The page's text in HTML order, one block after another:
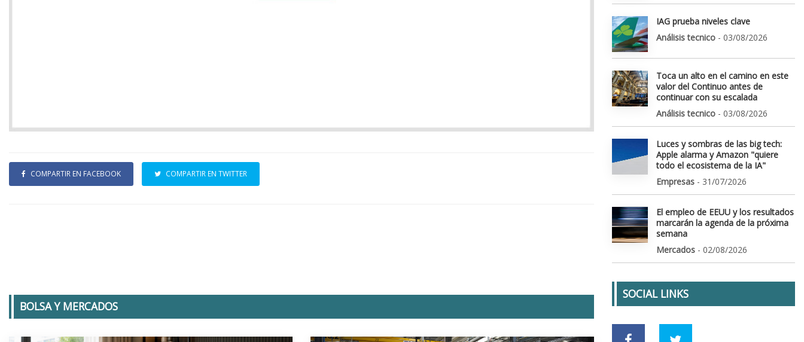
COMPARTIR EN FACEBOOK COMPARTIR EN TWITTER
BOLSA Y MERCADOS
IAG prueba niveles clave
Análisis tecnico - 03/08/2026
Toca un alto en el camino en este
valor del Continuo antes de
continuar con su escalada
Análisis tecnico - 03/08/2026
Luces y sombras de las big tech:
Apple alarma y Amazon "quiere
todo el ecosistema de la IA"
Empresas - 31/07/2026
El empleo de EEUU y los resultados
marcarán la agenda de la próxima
semana
Mercados - 02/08/2026
SOCIAL LINKS